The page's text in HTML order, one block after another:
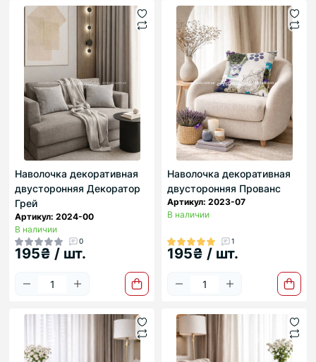
Наволочка декоративная
двусторонняя Декоратор
Грей
Артикул: 2024-00
В наличии
0
195₴ / шт.
Наволочка декоративная
двусторонняя Прованс
Артикул: 2023-07
В наличии
1
195₴ / шт.